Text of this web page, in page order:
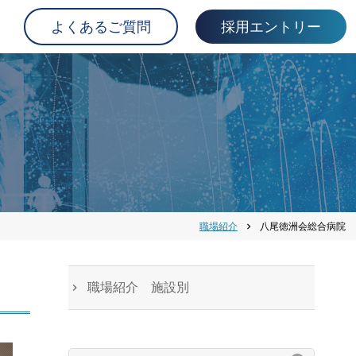
よくあるご質問 採用エントリー
職場紹介 chevron_right 八尾徳洲会総合病院
職場紹介 施設別